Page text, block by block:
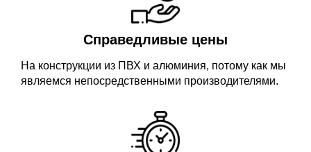
Справедливые цены
На конструкции из ПВХ и алюминия, потому как мы
являемся непосредственными производителями.